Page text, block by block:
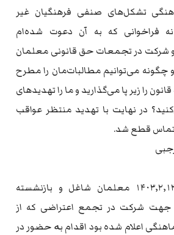
تشکل‌های صنفی فرهنگیان غیر
فراخوانی که به آن دعوت شده‌ام
شرکت در تجمعات حق قانونی معلمان
می‌توانیم مطالبات‌مان را مطرح
را زیر پا می‌گذارید و ما را تهدیدهای
در نهایت با تهدید منتظر عواقب
تماس قطع شد.
روز پنجشنبه ١۴٠٣٫٢٫١٣ معلمان شاغل و بازنشسته
جهت شرکت در تجمع اعتراضی که از
اعلام شده بود اقدام بە حضور در